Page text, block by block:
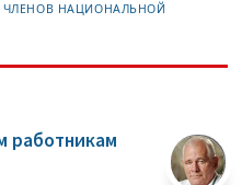
ЧЛЕНОВ НАЦИОНАЛЬНОЙ
работникам